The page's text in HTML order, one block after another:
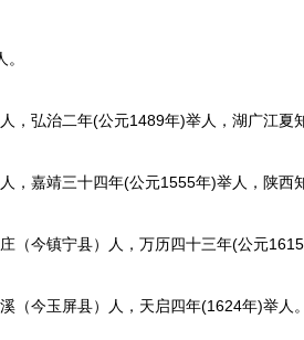
弘治二年(公元1489年)举人，湖广江夏知
嘉靖三十四年(公元1555年)举人，陕西知
今镇宁县）人，万历四十三年(公元1615
今玉屏县）人，天启四年(1624年)举人。